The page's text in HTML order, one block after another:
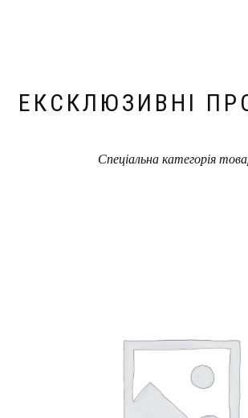
ЕКСКЛЮЗИВНІ
Спеціальна категорія